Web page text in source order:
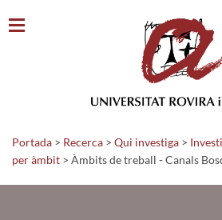
Portada > Recerca > Qui investiga >
per àmbit > Àmbits de treball - Canals